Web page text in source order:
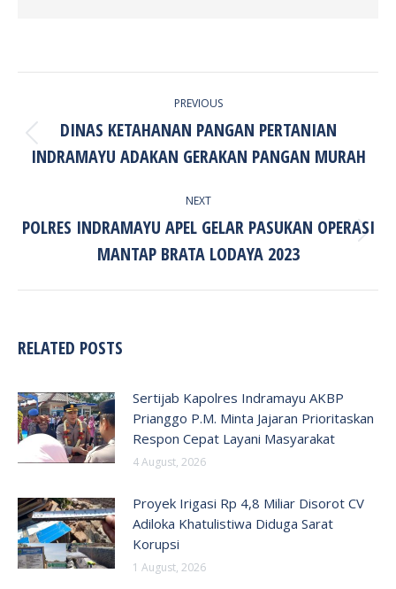
PREVIOUS
Previous
post:
DINAS KETAHANAN PANGAN PERTANIAN
INDRAMAYU ADAKAN GERAKAN PANGAN MURAH
NEXT
Next
post:
POLRES INDRAMAYU APEL GELAR PASUKAN OPERASI
MANTAP BRATA LODAYA 2023
RELATED POSTS
Sertijab Kapolres Indramayu AKBP
Prianggo P.M. Minta Jajaran Prioritaskan
Respon Cepat Layani Masyarakat
4 August, 2026
Proyek Irigasi Rp 4,8 Miliar Disorot CV
Adiloka Khatulistiwa Diduga Sarat
Korupsi
1 August, 2026